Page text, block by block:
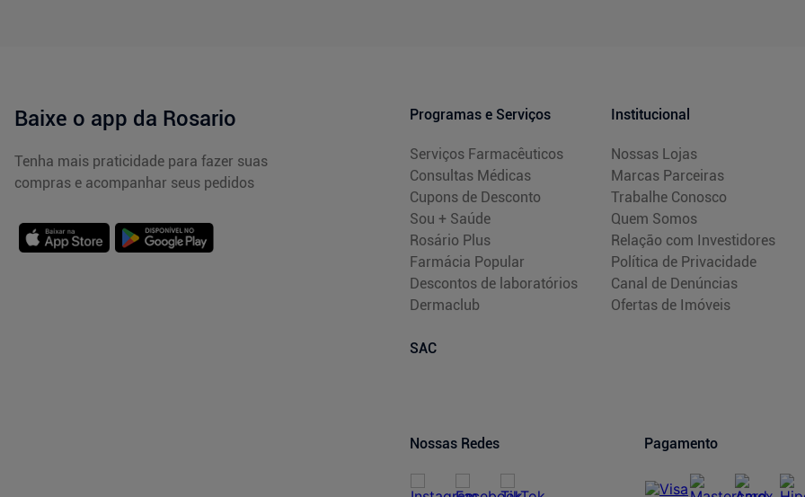
Baixe o app da Rosario
Tenha mais praticidade para fazer suas
compras e acompanhar seus pedidos
Programas e Serviços
Serviços Farmacêuticos
Consultas Médicas
Cupons de Desconto
Sou + Saúde
Rosário Plus
Farmácia Popular
Descontos de laboratórios
Dermaclub
Institucional
Nossas Lojas
Marcas Parceiras
Trabalhe Conosco
Quem Somos
Relação com Investidores
Política de Privacidade
Canal de Denúncias
Ofertas de Imóveis
SAC
Nossas Redes Pagamento